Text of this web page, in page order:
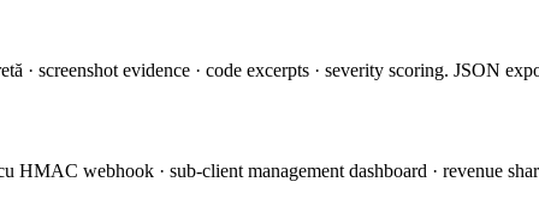
· screenshot evidence · code excerpts · severity scoring. JSON
HMAC webhook · sub-client management dashboard · revenue